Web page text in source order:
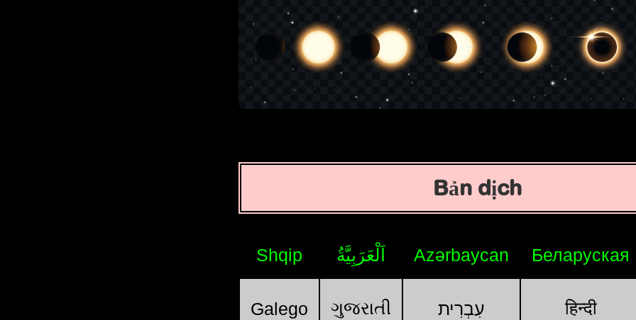
Bản dịch
Shqip اَلْعَرَبِيَّةُ Azərbaycan Беларуская
Galego ગુજરાતી עִבְרִית हिन्दी